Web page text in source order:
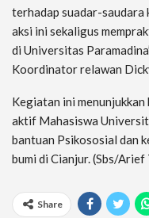
terhadap suadar-saudara
aksi ini sekaligus
di Universitas
Koordinator relawan
Kegiatan ini
aktif Mahasiswa
bantuan Psikososial dan
bumi di Cianjur. (Sbs/
Share